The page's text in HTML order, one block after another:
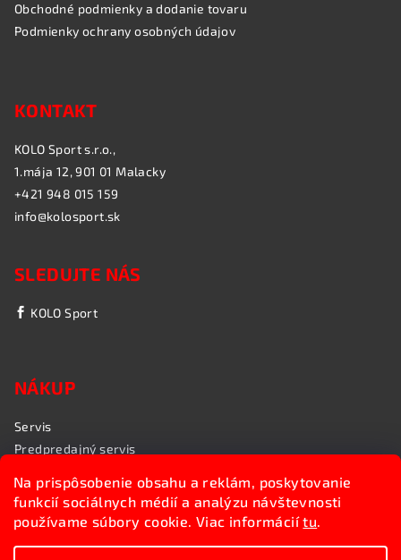
Na prispôsobenie obsahu a reklám, poskytovanie
funkcií sociálnych médií a analýzu návštevnosti
používame súbory cookie. Viac informáciítu.
Obchodné podmienky a dodanie tovaru
Podmienky ochrany osobných údajov
KONTAKT
KOLO Sport s.r.o.,
1.mája 12, 901 01 Malacky
+421 948 015 159
info@kolosport.sk
SLEDUJTE NÁS
KOLO Sport
NÁKUP
Servis
Predpredajný servis
Rozvoz bicyklov
Poradenstvo